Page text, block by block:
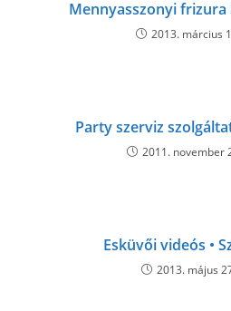
Mennyasszonyi frizura
2013. március
Party szerviz
2011. november
Esküvői videós •
2013. május